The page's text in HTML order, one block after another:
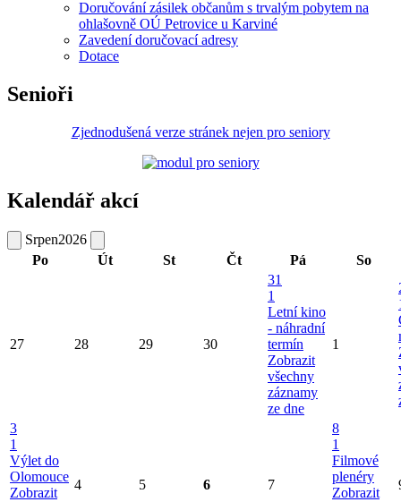
Doručování zásilek občanům s trvalým pobytem na
ohlašovně OÚ Petrovice u Karviné
Zavedení doručovací adresy
Dotace
Senioři
Zjednodušená verze stránek nejen pro seniory
Kalendář akcí
Srpen2026
Po
Út St Čt Pá So
27 28 29 30
31
1
Letní kino
- náhradní
termín
Zobrazit
všechny
záznamy
ze dne
1
3
1
Výlet do
Olomouce
Zobrazit
4 5 6 7
8
1
Filmové
plenéry
Zobrazit